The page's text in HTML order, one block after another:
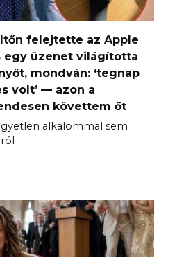
felejtette az Apple
egy üzenet világította
mondván: ‘tegnap
volt’ — azon a
követtem őt
alkalommal sem